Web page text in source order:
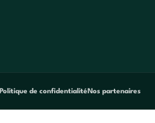
Politique de confidentialité Nos partenaires